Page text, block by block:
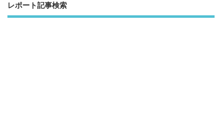
レポート記事検索